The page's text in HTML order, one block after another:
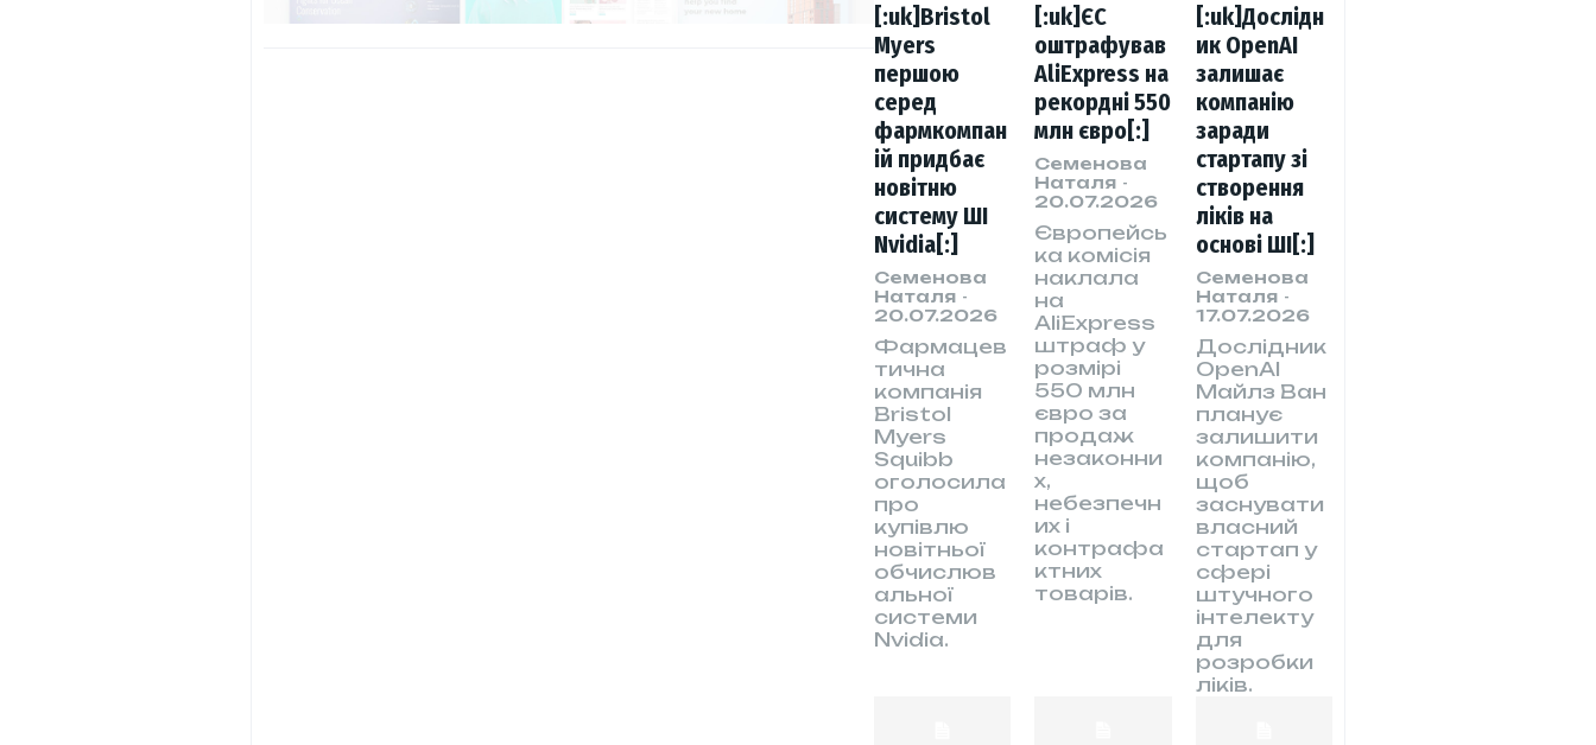
[:uk]Bristol
Myers
першою
серед
фармкомпан
ій придбає
новітню
систему ШІ
Nvidia[:]
Семенова
Наталя -
20.07.2026
Фармацев
тична
компанія
Bristol
Myers
Squibb
оголосила
про
купівлю
новітньої
обчислюв
альної
системи
Nvidia.
[:uk]ЄС
оштрафував
AliExpress на
рекордні 550
млн євро[:]
Семенова
Наталя -
20.07.2026
Європейсь
ка комісія
наклала
на
AliExpress
штраф у
розмірі
550 млн
євро за
продаж
незаконни
х,
небезпечн
их і
контрафа
ктних
товарів.
[:uk]Дослідн
ик OpenAI
залишає
компанію
заради
стартапу зі
створення
ліків на
основі ШІ[:]
Семенова
Наталя -
17.07.2026
Дослідник
OpenAI
Майлз Ван
планує
залишити
компанію,
щоб
заснувати
власний
стартап у
сфері
штучного
інтелекту
для
розробки
ліків.